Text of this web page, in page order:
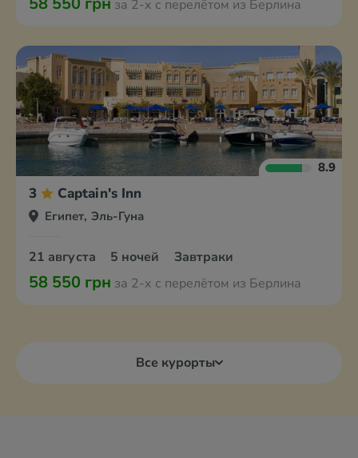
за 2-х с перелётом из Берлина
8.9
3 Captain's Inn
Египет, Эль-Гуна
21 августа 5 ночей Завтраки
58 550 грн за 2-х с перелётом из Берлина
Все курорты